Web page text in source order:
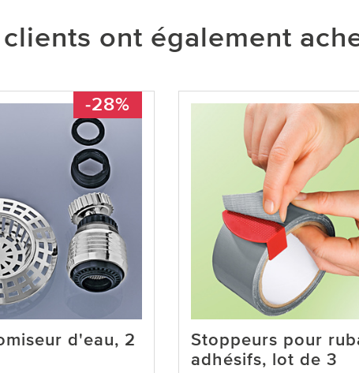
ont également
-28%
d'eau, 2
Stoppeurs pour
adhésifs, lot de 3